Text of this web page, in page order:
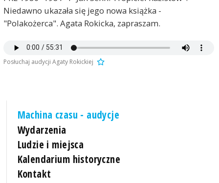
Niedawno ukazała się jego nowa książka -
"Polakożerca". Agata Rokicka, zapraszam.
Posłuchaj audycji Agaty Rokickiej
Machina czasu - audycje
Wydarzenia
Ludzie i miejsca
Kalendarium historyczne
Kontakt